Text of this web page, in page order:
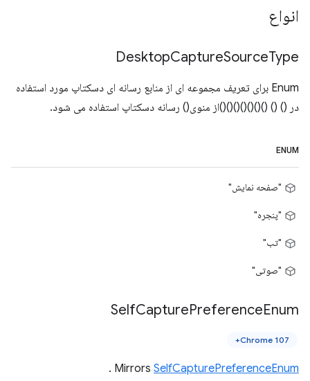
انواع
DesktopCaptureSourceType
Enum برای تعریف مجموعه ای از منابع رسانه ای دسکتاپ مورد استفاده
در () () ()()()()()()()از منوی() رسانه دسکتاپ استفاده می شود.
ENUM
"صفحه نمایش"
"پنجره"
"تب"
"صوتی"
SelfCapturePreferenceEnum
Chrome 107+
Mirrors SelfCapturePreferenceEnum
.